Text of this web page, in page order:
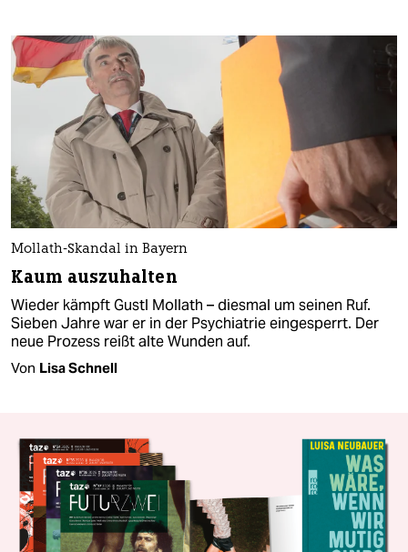
Mollath-Skandal in Bayern
Kaum auszuhalten
Wieder kämpft Gustl Mollath – diesmal um seinen Ruf.
Sieben Jahre war er in der Psychiatrie eingesperrt. Der
neue Prozess reißt alte Wunden auf.
Von Lisa Schnell